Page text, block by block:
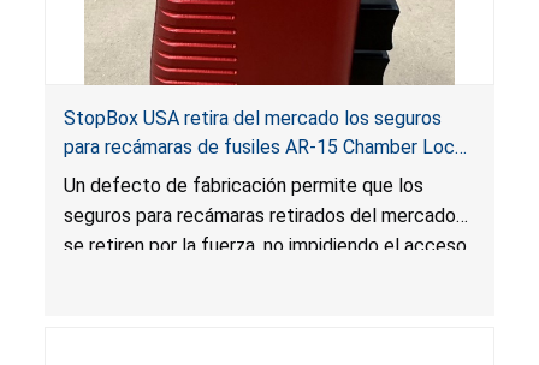
StopBox USA retira del mercado los seguros
para recámaras de fusiles AR-15 Chamber Lock
Pros por riesgo de lesión grave y muerte
Un defecto de fabricación permite que los
seguros para recámaras retirados del mercado
se retiren por la fuerza, no impidiendo el acceso